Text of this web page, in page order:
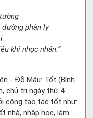
đường phân ly
khi nhọc nhằn.”
- Đỗ Mậu: Tốt (Bình
chủ trị ngày thứ 4.
công tạo tác tốt như:
nhà, nhập học, làm